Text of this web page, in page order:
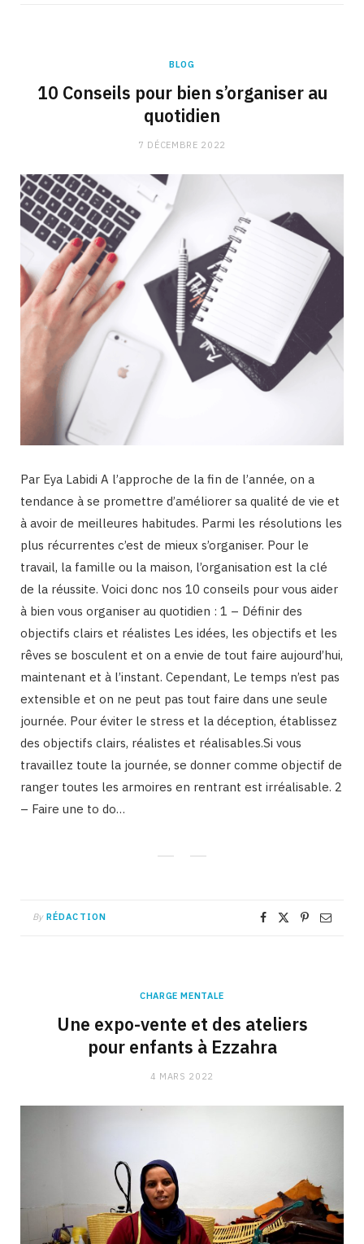
BLOG
10 Conseils pour bien s’organiser au
quotidien
7 DÉCEMBRE 2022
Par Eya Labidi A l’approche de la fin de l’année, on a
tendance à se promettre d’améliorer sa qualité de vie et
à avoir de meilleures habitudes. Parmi les résolutions les
plus récurrentes c’est de mieux s’organiser. Pour le
travail, la famille ou la maison, l’organisation est la clé
de la réussite. Voici donc nos 10 conseils pour vous aider
à bien vous organiser au quotidien : 1 – Définir des
objectifs clairs et réalistes Les idées, les objectifs et les
rêves se bosculent et on a envie de tout faire aujourd’hui,
maintenant et à l’instant. Cependant, Le temps n’est pas
extensible et on ne peut pas tout faire dans une seule
journée. Pour éviter le stress et la déception, établissez
des objectifs clairs, réalistes et réalisables.Si vous
travaillez toute la journée, se donner comme objectif de
ranger toutes les armoires en rentrant est irréalisable. 2
– Faire une to do…
By RÉDACTION
CHARGE MENTALE
Une expo-vente et des ateliers
pour enfants à Ezzahra
4 MARS 2022